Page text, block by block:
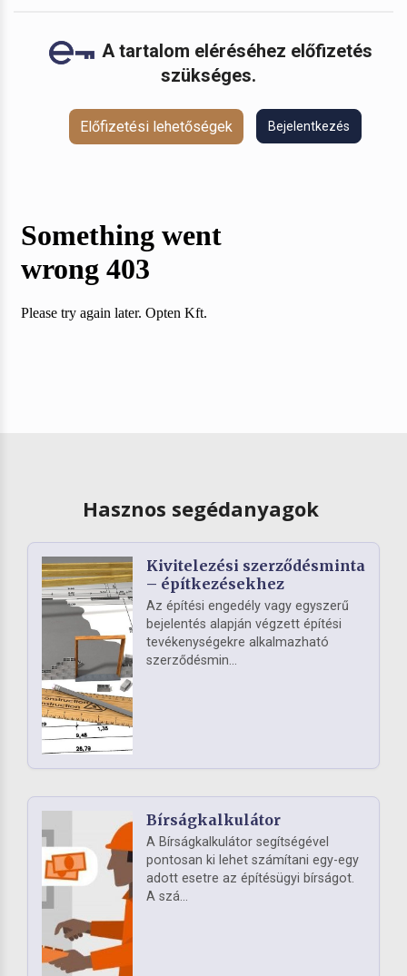
A tartalom eléréséhez előfizetés
szükséges.
Előfizetési lehetőségek Bejelentkezés
Hasznos segédanyagok
Kivitelezési szerződésminta
– építkezésekhez
Az építési engedély vagy egyszerű
bejelentés alapján végzett építési
tevékenységekre alkalmazható
szerződésmin...
Bírságkalkulátor
A Bírságkalkulátor segítségével
pontosan ki lehet számítani egy-egy
adott esetre az építésügyi bírságot.
A szá...